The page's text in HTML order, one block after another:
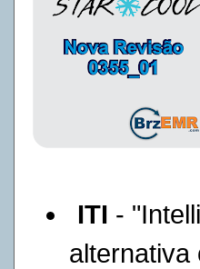
ITI -
alternativa